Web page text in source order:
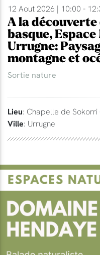
12 Aout 2026 | 10:00 -
A la
basque,
Urrugne:
montagne et
Sortie nature
Lieu: Chapelle de Sokorri
Ville: Urrugne